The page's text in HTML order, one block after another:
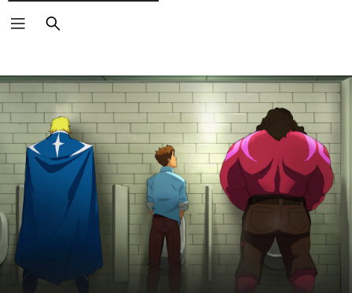
Zoeken